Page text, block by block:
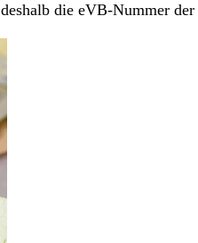
die eVB-Nummer